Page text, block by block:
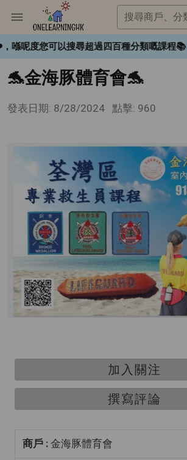
搜尋商戶、分
度您可以搜尋超過四百種分類嘅課程📚
🐬金海豚體育會🐬
發表日期: 8/28/2024 點擊: 960
加入關注
撰寫評論
商戶 : 金海豚體育會